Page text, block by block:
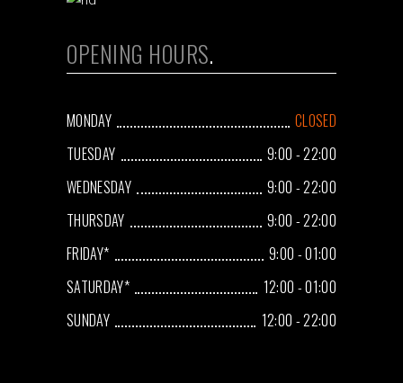
OPENING HOURS
MONDAY
CLOSED
TUESDAY
9:00 - 22:00
WEDNESDAY
9:00 - 22:00
THURSDAY
9:00 - 22:00
FRIDAY*
9:00 - 01:00
SATURDAY*
12:00 - 01:00
SUNDAY
12:00 - 22:00